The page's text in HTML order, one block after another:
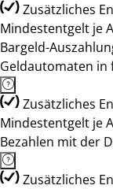
Zusätzliches
Mindestentgelt je
Bargeld-
Geldautomaten
Zusätzliches
Mindestentgelt je
Bezahlen mit der
Zusätzliches